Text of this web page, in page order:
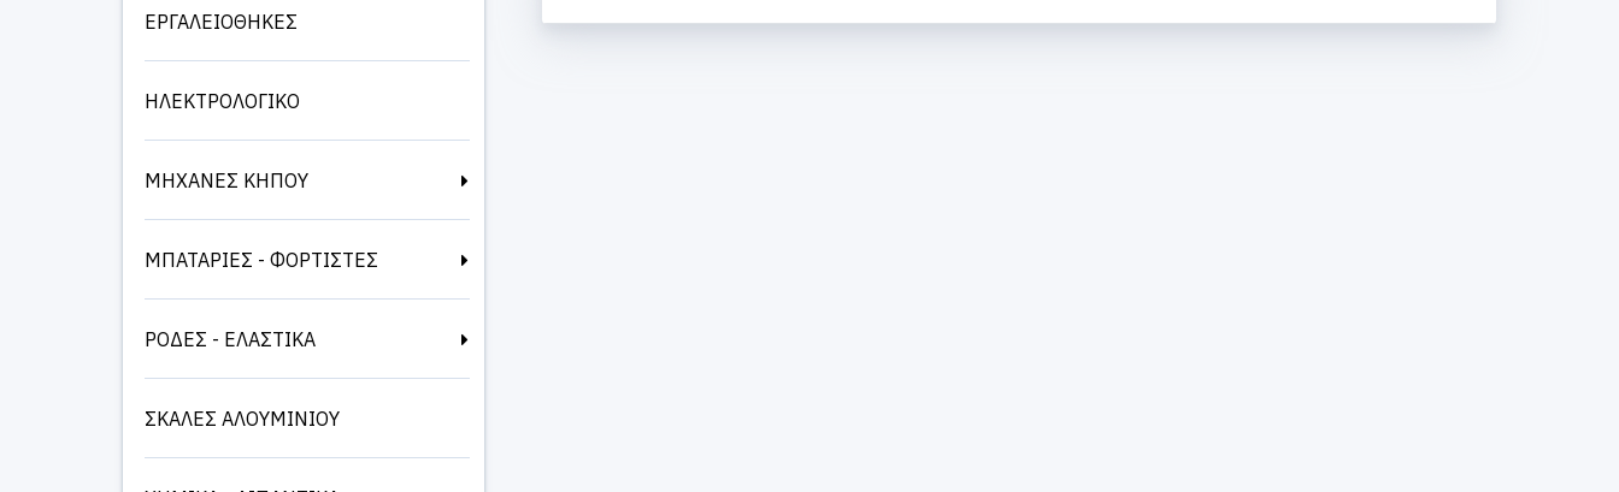
ΕΡΓΑΛΕΙΟΘΗΚΕΣ
ΗΛΕΚΤΡΟΛΟΓΙΚΟ
ΜΗΧΑΝΕΣ ΚΗΠΟΥ
ΜΠΑΤΑΡΙΕΣ - ΦΟΡΤΙΣΤΕΣ
ΡΟΔΕΣ - ΕΛΑΣΤΙΚΑ
ΣΚΑΛΕΣ ΑΛΟΥΜΙΝΙΟΥ